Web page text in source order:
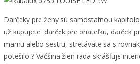
Darčeky pre ženy sú samostatnou
už kupujete darček pre priateľku, darček
mamu alebo sestru, stretávate sa s
potešilo ? Väčšina žien rada skrášľuje